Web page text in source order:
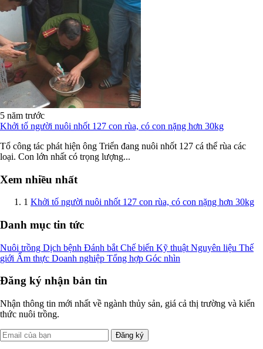
5 năm trước
Khởi tố người nuôi nhốt 127 con rùa, có con nặng hơn 30kg
Tổ công tác phát hiện ông Triển đang nuôi nhốt 127 cá thể rùa các
loại. Con lớn nhất có trọng lượng...
Xem nhiều nhất
1 Khởi tố người nuôi nhốt 127 con rùa, có con nặng hơn 30kg
Danh mục tin tức
Nuôi trồng Dịch bệnh Đánh bắt Chế biến Kỹ thuật Nguyên liệu Thế
giới Ẩm thực Doanh nghiệp Tổng hợp Góc nhìn
Đăng ký nhận bản tin
Nhận thông tin mới nhất về ngành thủy sản, giá cả thị trường và kiến
thức nuôi trồng.
Đăng ký